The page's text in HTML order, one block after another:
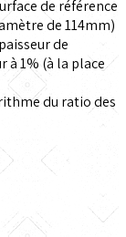
de référence
de 114mm)
de
à 1% (à la place
du ratio des